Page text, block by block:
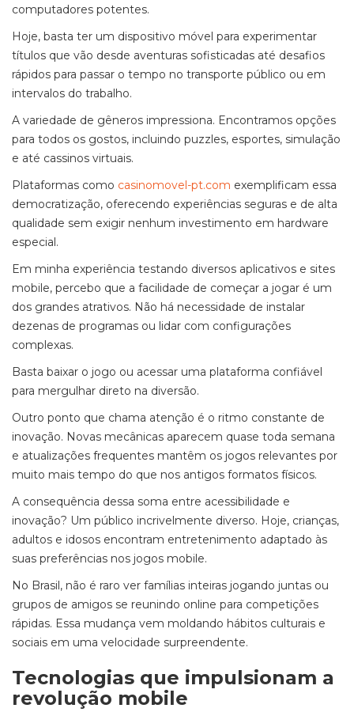
computadores potentes.
Hoje, basta ter um dispositivo móvel para experimentar
títulos que vão desde aventuras sofisticadas até desafios
rápidos para passar o tempo no transporte público ou em
intervalos do trabalho.
A variedade de gêneros impressiona. Encontramos opções
para todos os gostos, incluindo puzzles, esportes, simulação
e até cassinos virtuais.
Plataformas como casinomovel-pt.com exemplificam essa
democratização, oferecendo experiências seguras e de alta
qualidade sem exigir nenhum investimento em hardware
especial.
Em minha experiência testando diversos aplicativos e sites
mobile, percebo que a facilidade de começar a jogar é um
dos grandes atrativos. Não há necessidade de instalar
dezenas de programas ou lidar com configurações
complexas.
Basta baixar o jogo ou acessar uma plataforma confiável
para mergulhar direto na diversão.
Outro ponto que chama atenção é o ritmo constante de
inovação. Novas mecânicas aparecem quase toda semana
e atualizações frequentes mantêm os jogos relevantes por
muito mais tempo do que nos antigos formatos físicos.
A consequência dessa soma entre acessibilidade e
inovação? Um público incrivelmente diverso. Hoje, crianças,
adultos e idosos encontram entretenimento adaptado às
suas preferências nos jogos mobile.
No Brasil, não é raro ver famílias inteiras jogando juntas ou
grupos de amigos se reunindo online para competições
rápidas. Essa mudança vem moldando hábitos culturais e
sociais em uma velocidade surpreendente.
Tecnologias que impulsionam a
revolução mobile